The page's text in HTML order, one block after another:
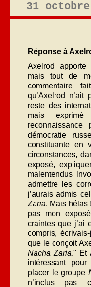
31 octobre
Réponse à
Axelrod apporte
mais tout de
commentaire
qu’Axelrod
reste des
mais
démocratie
constituante en
circonstances,
exposé,
malentendus
admettre les
j’aurais admis
Zaria. Mais hélas
pas mon
craintes que j’ai
compris,
que le conçoit
Nacha Zaria." Et
intéressant
placer le groupe
n’inclus pas